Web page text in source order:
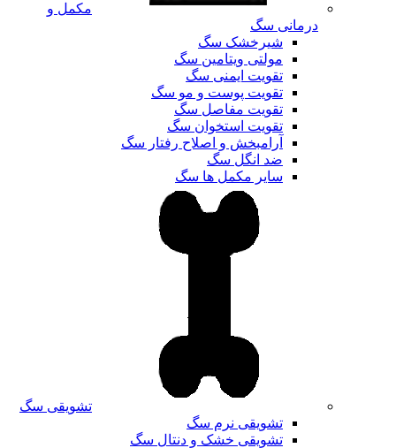
مکمل و
درمانی سگ
شیرخشک سگ
مولتی ویتامین سگ
تقویت ایمنی سگ
تقویت پوست و مو سگ
تقویت مفاصل سگ
تقویت استخوان سگ
آرامبخش و اصلاح رفتار سگ
ضد انگل سگ
سایر مکمل ها سگ
تشویقی سگ
تشویقی نرم سگ
تشویقی خشک و دنتال سگ